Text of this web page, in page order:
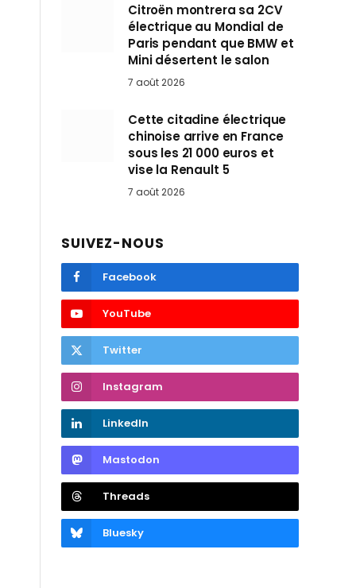
Citroën montrera sa 2CV
électrique au Mondial de
Paris pendant que BMW et
Mini désertent le salon
7 août 2026
Cette citadine électrique
chinoise arrive en France
sous les 21 000 euros et
vise la Renault 5
7 août 2026
SUIVEZ-NOUS
Facebook
YouTube
Twitter
Instagram
LinkedIn
Mastodon
Threads
Bluesky